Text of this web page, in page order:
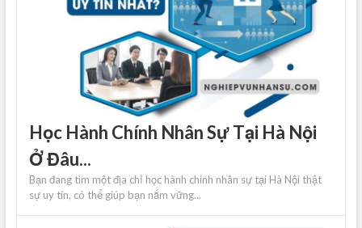
Học Hành Chính Nhân Sự Tại Hà Nội
Ở Đâu...
Bạn đang tìm một địa chỉ học hành chính nhân sự tại Hà Nội thật
sự uy tín, có thể giúp bạn nắm vững...